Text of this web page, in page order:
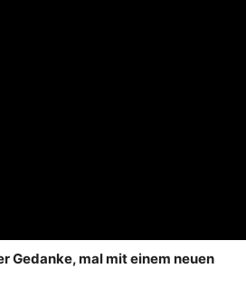
Gedanke, mal mit einem neuen